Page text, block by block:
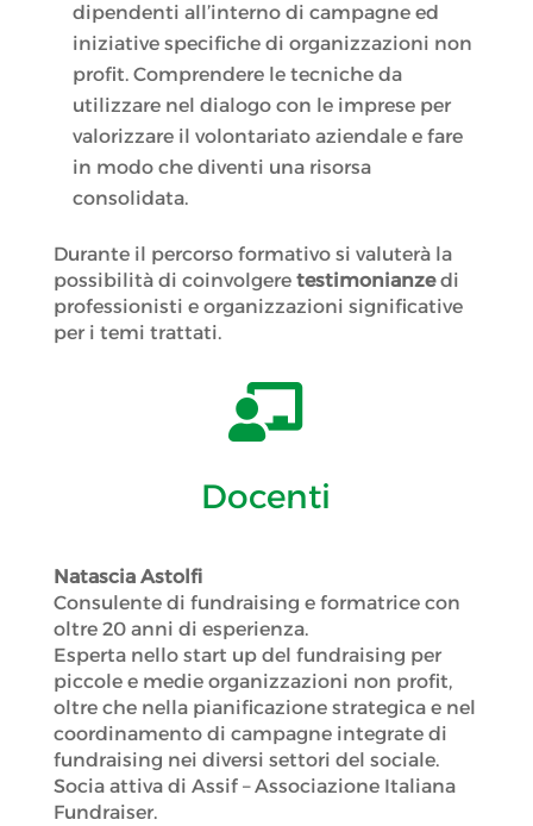
dipendenti all’interno di campagne ed
iniziative specifiche di organizzazioni non
profit. Comprendere le tecniche da
utilizzare nel dialogo con le imprese per
valorizzare il volontariato aziendale e fare
in modo che diventi una risorsa
consolidata.
Durante il percorso formativo si valuterà la
possibilità di coinvolgere testimonianzedi
professionisti e organizzazioni significative
per i temi trattati.

Docenti
Natascia Astolfi
Consulente di fundraising e formatrice con
oltre 20 anni di esperienza.
Esperta nello start up del fundraising per
piccole e medie organizzazioni non profit,
oltre che nella pianificazione strategica e nel
coordinamento di campagne integrate di
fundraising nei diversi settori del sociale.
Socia attiva di Assif – Associazione Italiana
Fundraiser.